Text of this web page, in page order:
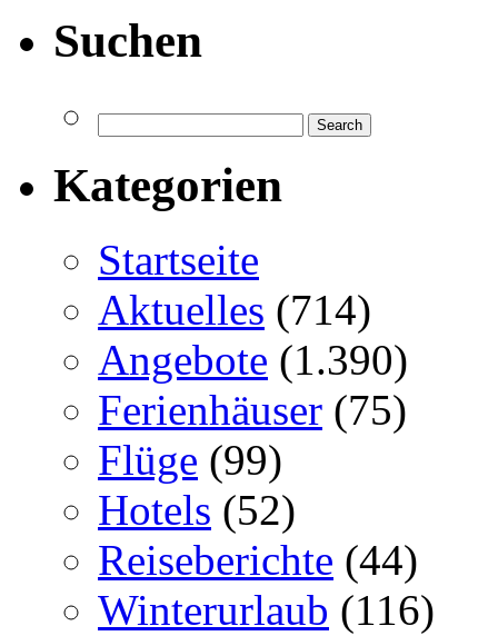
Suchen
Kategorien
Startseite
Aktuelles (714)
Angebote (1.390)
Ferienhäuser (75)
Flüge (99)
Hotels (52)
Reiseberichte (44)
Winterurlaub (116)